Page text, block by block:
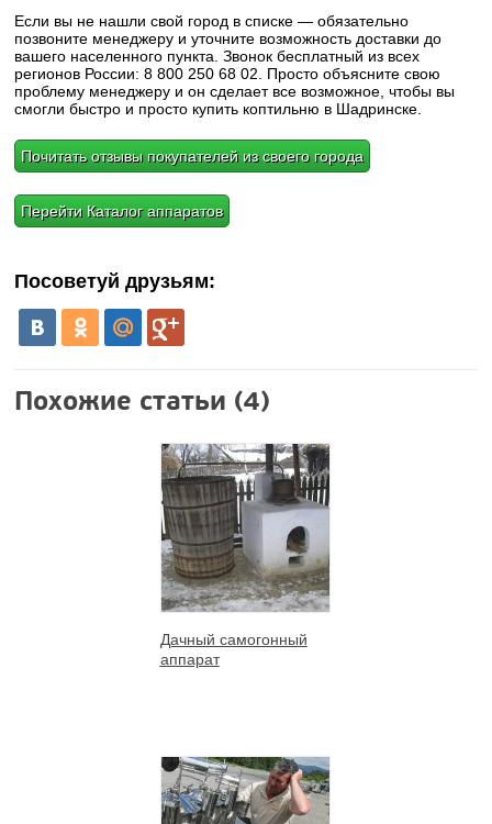
Если вы не нашли свой город в списке — обязательно
позвоните менеджеру и уточните возможность доставки до
вашего населенного пункта. Звонок бесплатный из всех
регионов России: 8 800 250 68 02. Просто объясните свою
проблему менеджеру и он сделает все возможное, чтобы вы
смогли быстро и просто купить коптильню в Шадринске.
Почитать отзывы покупателей из своего города
Перейти Каталог аппаратов
Посоветуй друзьям:
Похожие статьи (4)
Дачный самогонный
аппарат